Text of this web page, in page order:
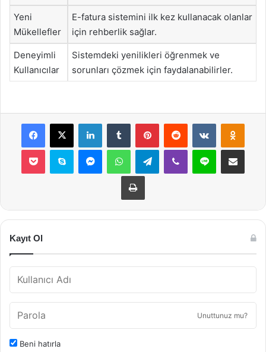
Yeni
Mükellefler
E-fatura sistemini ilk kez kullanacak olanlar
için rehberlik sağlar.
Deneyimli
Kullanıcılar
Sistemdeki yenilikleri öğrenmek ve
sorunları çözmek için faydalanabilirler.
Facebook
X LinkedInTumblr PinterestReddit VKontakte
Pocket Skype MessengerWhatsAppTelegramViber Line E-Posta ile
Yazdır
Kayıt Ol
Unuttunuz mu?
Beni hatırla